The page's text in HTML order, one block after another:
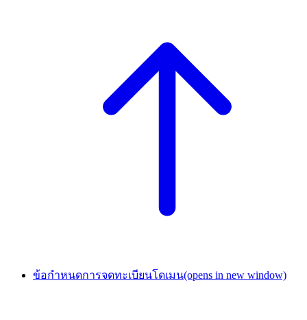
ข้อกำหนดการจดทะเบียนโดเมน(opens in new window)